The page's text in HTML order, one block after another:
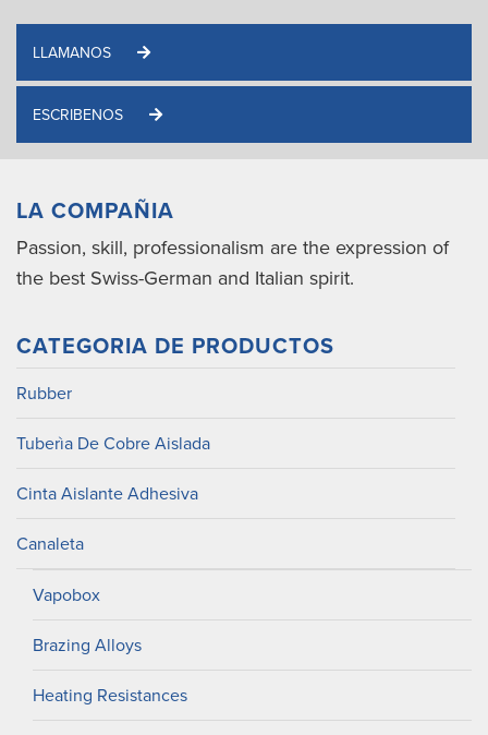
LLAMANOS
ESCRIBENOS
LA COMPAÑIA
Passion, skill, professionalism are the expression of
the best Swiss-German and Italian spirit.
CATEGORIA DE PRODUCTOS
Rubber
Tuberìa De Cobre Aislada
Cinta Aislante Adhesiva
Canaleta
Vapobox
Brazing Alloys
Heating Resistances